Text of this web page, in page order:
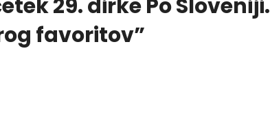
29. dirke Po Sloveniji.
favoritov”